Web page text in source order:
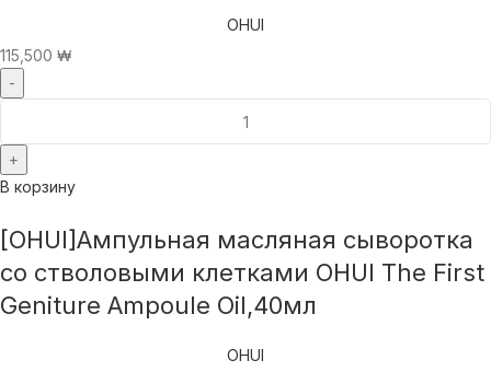
OHUI
115,500 ₩
В корзину
[OHUI]Ампульная масляная сыворотка
со стволовыми клетками OHUI The First
Geniture Ampoule Oil,40мл
OHUI